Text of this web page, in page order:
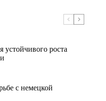
устойчивого роста
с немецкой